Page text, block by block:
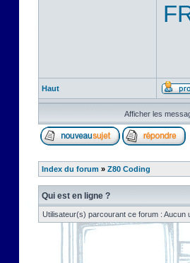
Haut
Afficher les
Index du forum » Z80 Coding
Qui est en ligne ?
Utilisateur(s) parcourant ce forum : Aucun